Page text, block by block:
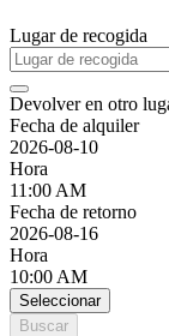
Lugar de recogida
Devolver en otro
Fecha de alquiler
2026-08-10
Hora
11:00 AM
Fecha de retorno
2026-08-16
Hora
10:00 AM
Seleccionar
Buscar